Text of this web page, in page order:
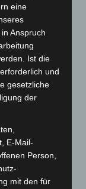
2026:
Wünsche-
Hannover:
Ellingtones
eine
Anspruch
Ist die
und
gesetzliche
der
E-Mail-
Person,
mit den für